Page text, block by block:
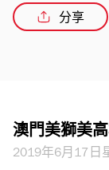
分享
澳門美獅美
2019年6月17日